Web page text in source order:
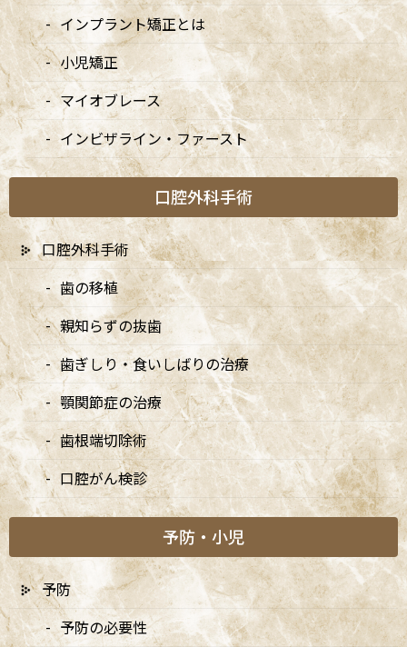
Access
阿佐ヶ谷ことぶき歯科・矯正歯科
阿佐ヶ谷の歯医者「阿佐ヶ谷ことぶき歯科・矯正歯科」は、JR中
央線(快速)「阿佐ケ谷駅」徒歩0分 / JR中央/総武線「阿佐ケ谷駅」
徒歩0分 / 東京メトロ丸ノ内線「南阿佐ケ谷駅」徒歩8分の、駅す
ぐでとても通いやすい場所にある歯医者です。杉並区や中野区、新
といえます。
インプラント矯正とは
小児矯正
マイオブレース
インビザライン・ファースト
口腔外科手術
口腔外科手術
歯の移植
親知らずの抜歯
歯ぎしり・食いしばりの治療
顎関節症の治療
歯根端切除術
口腔がん検診
予防・小児
予防
予防の必要性